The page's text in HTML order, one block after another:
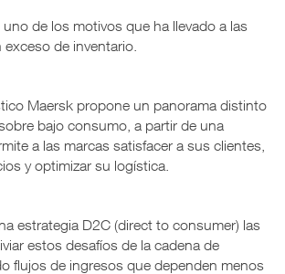
de los motivos que ha llevado a las
de inventario.
Maersk propone un panorama distinto
bajo consumo, a partir de una
a las marcas satisfacer a sus clientes,
y optimizar su logística.
estrategia D2C (direct to consumer) las
estos desafíos de la cadena de
flujos de ingresos que dependen menos